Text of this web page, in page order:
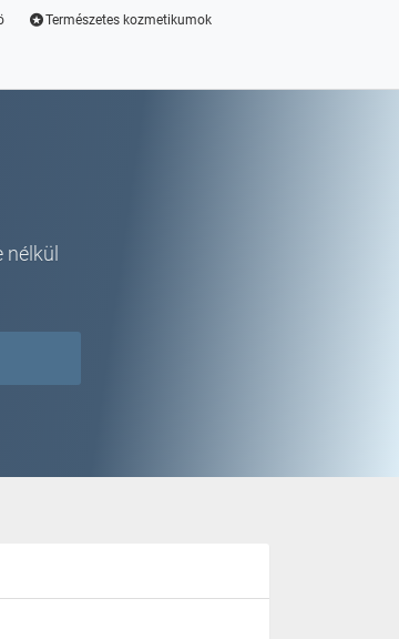
Természetes kozmetikumok